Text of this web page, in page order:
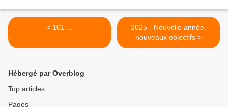
< 101 ...
2025 - Nouvelle année,
nouveaux objectifs >
Hébergé par Overblog
Top articles
Pages